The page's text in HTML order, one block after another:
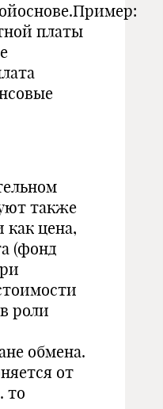
платы
также
как цена,
(фонд
роли
обмена.
от
то